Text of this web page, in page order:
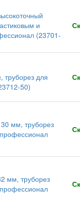
и
(23701-
для
50)
мм, труборез
мм, труборез